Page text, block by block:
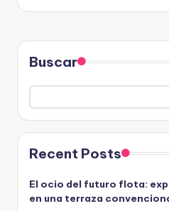
Buscar
Recent Posts
El ocio del futuro flota:
en una terraza